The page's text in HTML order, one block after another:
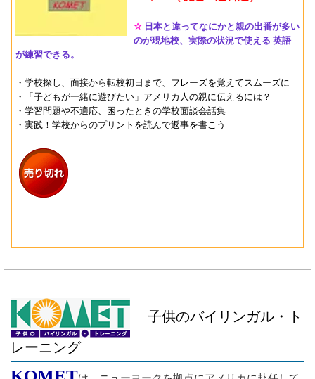
☆ 日本と違ってなにかと親の出番が多い
のが現地校、実際の状況で使える 英語
が練習できる。
・学校探し、面接から転校初日まで、フレーズを覚えてスムーズに
・「子どもが一緒に遊びたい」アメリカ人の親に伝えるには？
・学習問題や不適応、困ったときの学校面談会話集
・実践！学校からのプリントを読んで返事を書こう
子供のバイリンガル・ト
レーニング